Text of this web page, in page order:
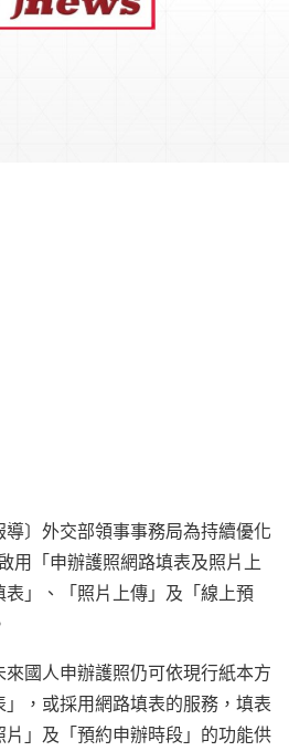
導〕外交部領事事務局為持續優化
用「申辦護照網路填表及照片上
」、「照片上傳」及「線上預
國人申辦護照仍可依現行紙本方
，或採用網路填表的服務，填表
」及「預約申辦時段」的功能供